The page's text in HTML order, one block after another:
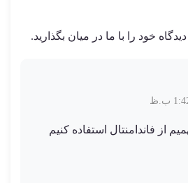
خود را با ما در میان بگذارید.
از فاندامنتال استفاده کنیم